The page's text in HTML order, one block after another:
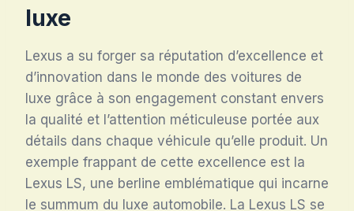
luxe
Lexus a su forger sa réputation d’excellence et
d’innovation dans le monde des voitures de
luxe grâce à son engagement constant envers
la qualité et l’attention méticuleuse portée aux
détails dans chaque véhicule qu’elle produit. Un
exemple frappant de cette excellence est la
Lexus LS, une berline emblématique qui incarne
le summum du luxe automobile. La Lexus LS se